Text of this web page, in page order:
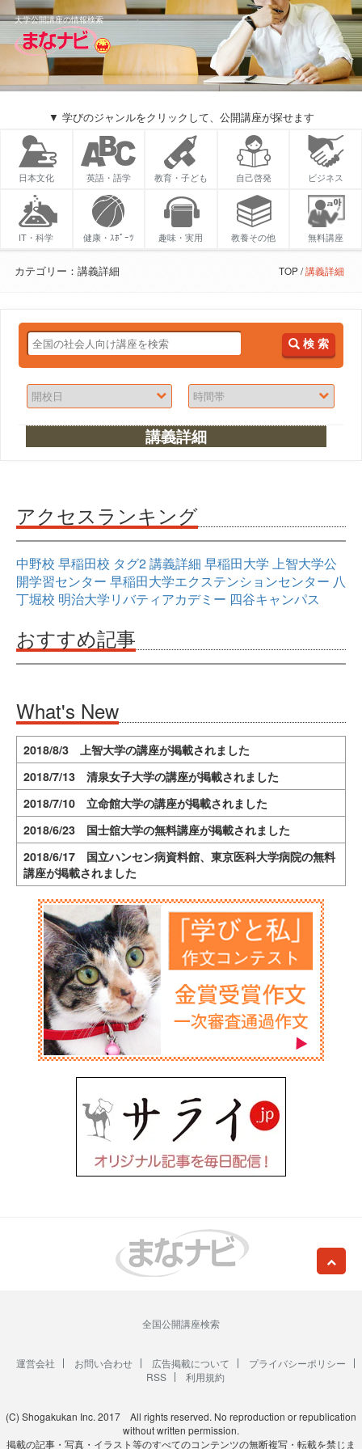
大学公開講座の情報検索
▼ 学びのジャンルをクリックして、公開講座が探せます
日本文化 英語・語学 教育・子ども 自己啓発 ビジネス
IT・科学 健康・ｽﾎﾟｰﾂ 趣味・実用 教養その他 無料講座
カテゴリー：講義詳細 TOP 講義詳細
検 索
講義詳細
アクセスランキング
中野校 早稲田校 タグ2講義詳細 早稲田大学 上智大学公
開学習センター 早稲田大学エクステンションセンター 八
丁堀校 明治大学リバティアカデミー 四谷キャンパス
おすすめ記事
What's New
2018/8/3 上智大学の講座が掲載されました
2018/7/13 清泉女子大学の講座が掲載されました
2018/7/10 立命館大学の講座が掲載されました
2018/6/23 国士舘大学の無料講座が掲載されました
2018/6/17 国立ハンセン病資料館、東京医科大学病院の無料
講座が掲載されました
全国公開講座検索
運営会社 お問い合わせ 広告掲載について
プライバシーポリシー
RSS
利用規約
(C) Shogakukan Inc. 2017 All rights reserved. No reproduction or republication
without written permission.
掲載の記事・写真・イラスト等のすべてのコンテンツの無断複写・転載を禁じま